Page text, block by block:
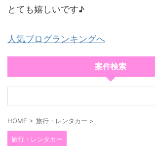
とても嬉しいです♪
人気ブログランキングへ
案件検索
HOME > 旅行・レンタカー >
旅行・レンタカー